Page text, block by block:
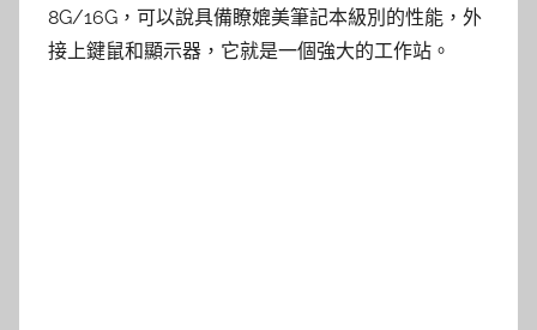
8G/16G，可以說具備瞭媲美筆記本級別的性能，外
接上鍵鼠和顯示器，它就是一個強大的工作站。